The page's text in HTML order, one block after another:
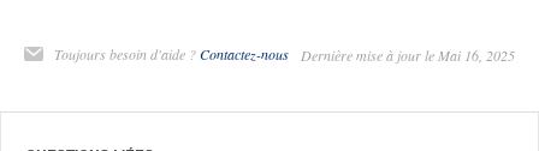
Toujours besoin d'aide ?Contactez-nous Dernière mise à jour le Mai 16, 2025